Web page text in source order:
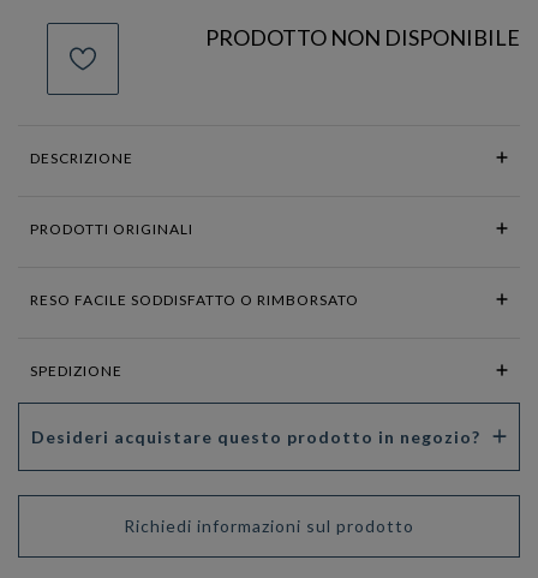
PRODOTTO NON DISPONIBILE
DESCRIZIONE
PRODOTTI ORIGINALI
RESO FACILE SODDISFATTO O RIMBORSATO
SPEDIZIONE
Desideri acquistare questo prodotto in negozio?
Richiedi informazioni sul prodotto